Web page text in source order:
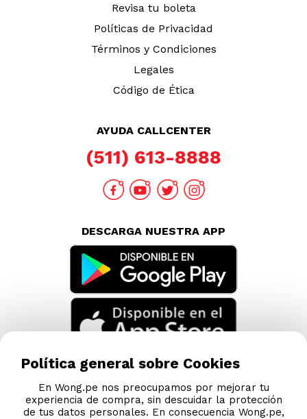
Revisa tu boleta
Políticas de Privacidad
Términos y Condiciones
Legales
Código de Ética
AYUDA CALLCENTER
(511) 613-8888
DESCARGA NUESTRA APP
Política general sobre Cookies
En Wong.pe nos preocupamos por mejorar tu
experiencia de compra, sin descuidar la protección
de tus datos personales. En consecuencia Wong.pe,